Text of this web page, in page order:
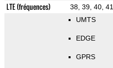
LTE (fréquences) 38, 39, 40, 41
UMTS
EDGE
GPRS